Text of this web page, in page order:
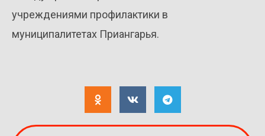
учреждениями профилактики в
муниципалитетах Приангарья.